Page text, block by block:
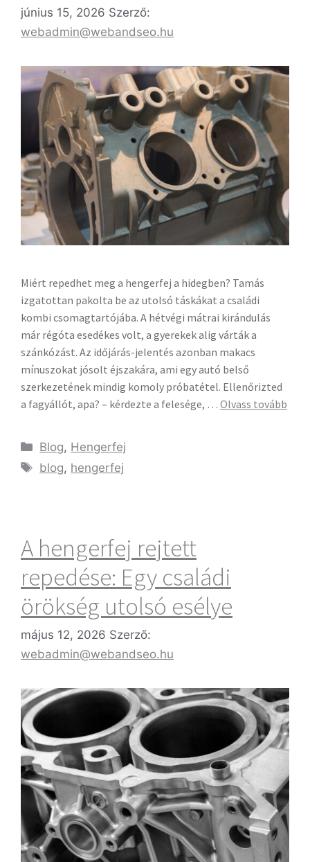
június 15, 2026 Szerző:
webadmin@webandseo.hu
Miért repedhet meg a hengerfej a hidegben? Tamás
izgatottan pakolta be az utolsó táskákat a családi
kombi csomagtartójába. A hétvégi mátrai kirándulás
már régóta esedékes volt, a gyerekek alig várták a
szánkózást. Az időjárás-jelentés azonban makacs
mínuszokat jósolt éjszakára, ami egy autó belső
szerkezetének mindig komoly próbatétel. Ellenőrizted
a fagyállót, apa? – kérdezte a felesége, … Olvass tovább
Blog, Hengerfej
blog, hengerfej
A hengerfej rejtett
repedése: Egy családi
örökség utolsó esélye
május 12, 2026 Szerző:
webadmin@webandseo.hu